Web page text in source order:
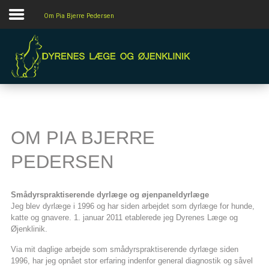
Forside
Almen praksis
Øjenklinik
Om Pia Bjerre Pedersen
OM PIA BJERRE
PEDERSEN
Smådyrspraktiserende dyrlæge og øjenpaneldyrlæge
Jeg blev dyrlæge i 1996 og har siden arbejdet som dyrlæge for hunde,
katte og gnavere. 1. januar 2011 etablerede jeg Dyrenes Læge og
Øjenklinik.
Via mit daglige arbejde som smådyrspraktiserende dyrlæge siden
1996, har jeg opnået stor erfaring indenfor general diagnostik og såvel